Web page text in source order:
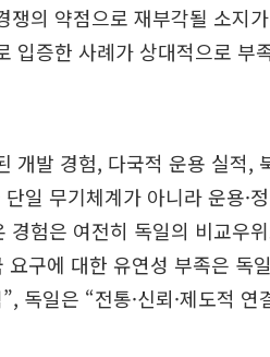
쟁의 약점으로 재부각될 소지가
입증한 사례가 상대적으로 부
개발 경험, 다국적 운용 실적,
일 무기체계가 아니라 운용·
경험은 여전히 독일의 비교우
구에 대한 유연성 부족은 독일
독일은 “전통·신뢰·제도적 연